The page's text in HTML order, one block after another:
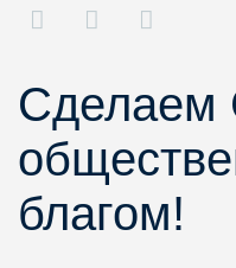
Cделаем
благом!